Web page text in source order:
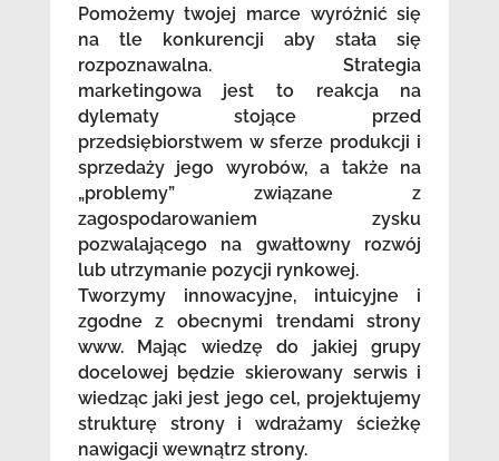
Pomożemy twojej marce wyróżnić się
na tle konkurencji aby stała się
rozpoznawalna. Strategia
marketingowa jest to reakcja na
dylematy stojące przed
przedsiębiorstwem w sferze produkcji i
sprzedaży jego wyrobów, a także na
„problemy” związane z
zagospodarowaniem zysku
pozwalającego na gwałtowny rozwój
lub utrzymanie pozycji rynkowej.
Tworzymy innowacyjne, intuicyjne i
zgodne z obecnymi trendami strony
www. Mając wiedzę do jakiej grupy
docelowej będzie skierowany serwis i
wiedząc jaki jest jego cel, projektujemy
strukturę strony i wdrażamy ścieżkę
nawigacji wewnątrz strony.